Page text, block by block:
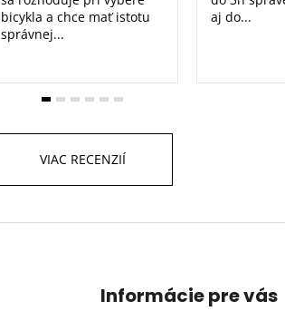
bicykla a chce mať istotu
správnej...
aj do...
VIAC RECENZIÍ
Informácie pre vás